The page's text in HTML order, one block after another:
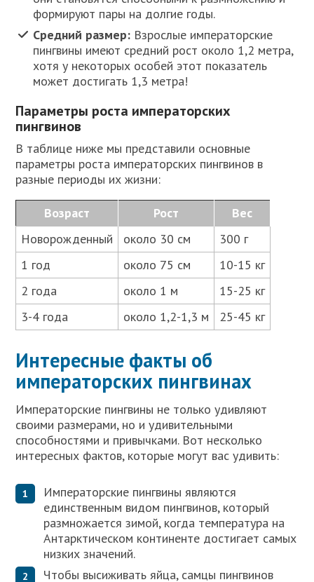
формируют пары на долгие годы.
Средний размер: Взрослые императорские
пингвины имеют средний рост около 1,2 метра,
хотя у некоторых особей этот показатель
может достигать 1,3 метра!
Параметры роста императорских
пингвинов
В таблице ниже мы представили основные
параметры роста императорских пингвинов в
разные периоды их жизни:
Возраст Рост
Вес
Новорожденный
около 30 см
300 г
1 год
около 75 см
10-15 кг
2 года
около 1 м
15-25 кг
3-4 года
около 1,2-1,3 м 25-45 кг
Интересные факты об
императорских пингвинах
Императорские пингвины не только удивляют
своими размерами, но и удивительными
способностями и привычками. Вот несколько
интересных фактов, которые могут вас удивить:
Императорские пингвины являются
единственным видом пингвинов, который
размножается зимой, когда температура на
Антарктическом континенте достигает самых
низких значений.
Чтобы высиживать яйца, самцы пингвинов